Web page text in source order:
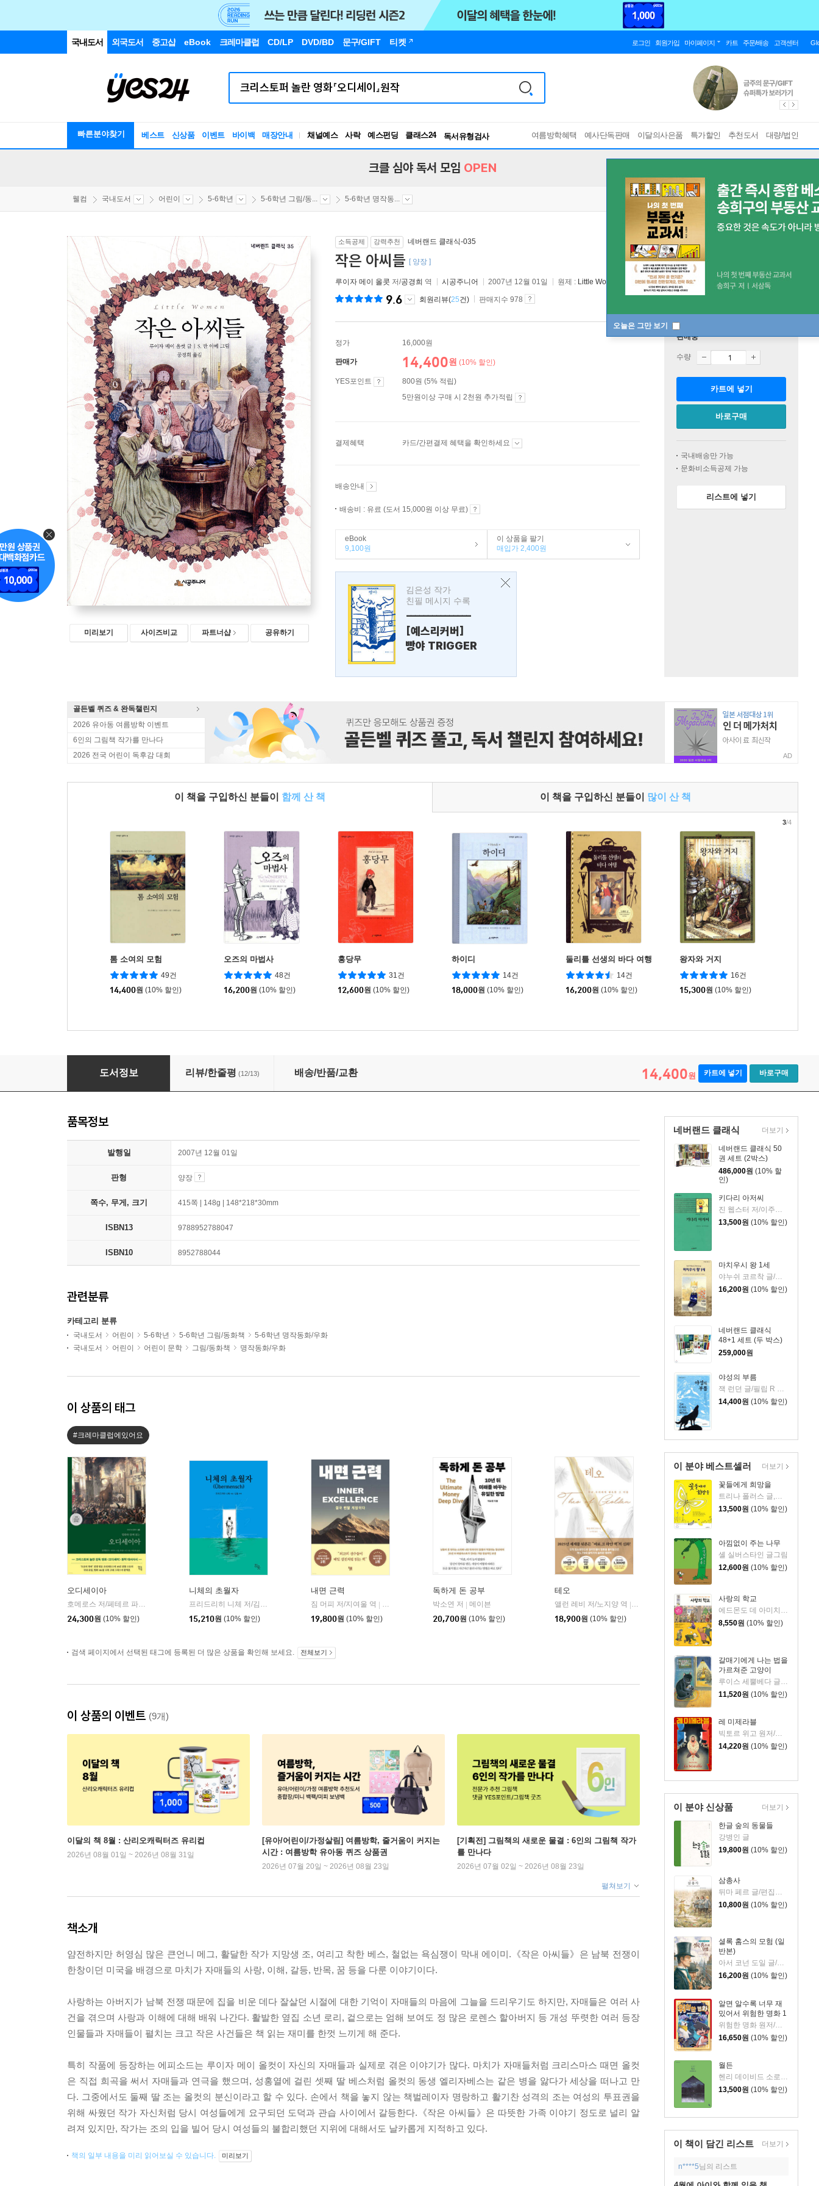
국내도서 외국도서 중고샵 eBook 크레마클럽 CD/LP DVD/BD 문구/GIFT 티켓 로그인 회원가입 마이페이지 카트 주문/배송 고객센터
빠른분야찾기 베스트 신상품 이벤트 바이백 매장안내 채널예스 사락 예스펀딩 클래스24
독서유형검사
RBTI Lab
여름방학혜택 예사단독판매 이달의사은품 특가할인 추천도서 대량/법인
오늘은 그만 보기
크클 심야 독서 모임 OPEN
웰컴 국내도서 어린이 5-6학년 5-6학년 그림/동... 5-6학년 명작동...
미리보기 사이즈비교 파트너샵 공유하기
소득공제 강력추천 네버랜드 클래식-035
작은 아씨들 [ 양장 ]
루이자 메이 올콧 저/공경희 역 시공주니어 2007년 12월 01일 원제 : Little Women
9.6 회원리뷰(25건) 판매지수 978
정가 16,000원
판매가 14,400원 (10% 할인)
YES포인트
800원 (5% 적립)
5만원이상 구매 시 2천원 추가적립
결제혜택 카드/간편결제 혜택을 확인하세요
배송안내
배송비 : 유료 (도서 15,000원 이상 무료)
eBook
9,100원
이 상품을 팔기
매입가 2,400원
김은성 작가
친필 메시지 수록
---------------
[예스리커버]
빵야 TRIGGER
판매중
수량
카트에 넣기
바로구매
국내배송만 가능
문화비소득공제 가능
리스트에 넣기
골든벨 퀴즈 & 완독챌린지
2026 유아동 여름방학 이벤트
6인의 그림책 작가를 만나다
2026 전국 어린이 독후감 대회
AD
이 책을 구입하신 분들이 함께 산 책 이 책을 구입하신 분들이 많이 산 책
톰 소여의 모험
49건
14,400원 (10% 할인)
오즈의 마법사
48건
16,200원 (10% 할인)
홍당무
31건
12,600원 (10% 할인)
하이디
14건
18,000원 (10% 할인)
둘리틀 선생의 바다 여행
14건
16,200원 (10% 할인)
왕자와 거지
16건
15,300원 (10% 할인)
3/4
작은 아씨들
도서정보 리뷰/한줄평 (12/13) 배송/반품/교환 14,400원 카트에 넣기 바로구매
네버랜드 클래식
네버랜드 클래식 50
권 세트 (2박스)
486,000원 (10% 할
인)
키다리 아저씨
진 웹스터 저/이주령 역
13,500원 (10% 할인)
마치우시 왕 1세
야누쉬 코르착 글/크리스티나 립카-슈타르바워 그림/이지원 역
16,200원 (10% 할인)
네버랜드 클래식
48+1 세트 (두 박스)
259,000원
야성의 부름
잭 런던 글/필립 R 굿윈 외 그림/햇살과나무꾼 역
14,400원 (10% 할인)
더보기
이 분야 베스트셀러
꽃들에게 희망을
13,500원 (10% 할인)
아낌없이 주는 나무
셸 실버스타인 글그림
12,600원 (10% 할인)
사랑의 학교
8,550원 (10% 할인)
갈매기에게 나는 법을
가르쳐준 고양이
11,520원 (10% 할인)
레 미제라블
빅토르 위고 원저/미켈 푸하도 글/다비드 시에라 그림/윤승진 역
14,220원 (10% 할인)
더보기
이 분야 신상품
한글 숲의 동물들
강병인 글
19,800원 (10% 할인)
삼총사
뒤마 페르 글/편집부 그림
10,800원 (10% 할인)
셜록 홈스의 모험 (일
반본)
아서 코넌 도일 글/크리스텔 에스피에,안톤 로마예프 그림/김보희 역
16,200원 (10% 할인)
알면 알수록 너무 재
밌어서 위험한 명화 1
16,650원 (10% 할인)
월든
헨리 데이비드 소로 원저/김언 글/윤종태 그림
13,500원 (10% 할인)
더보기
이 책이 담긴 리스트 더보기
n****5님의 리스트
품목정보
발행일 2007년 12월 01일
판형 양장
쪽수, 무게, 크기 415쪽 | 148g | 148*218*30mm
ISBN13 9788952788047
ISBN10 8952788044
관련분류
카테고리 분류
국내도서 어린이 5-6학년 5-6학년 그림/동화책
5-6학년 명작동화/우화
국내도서
어린이 어린이 문학 그림/동화책 명작동화/우화
이 상품의 태그
#크레마클럽에있어요
오디세이아
호메로스 저/페테르 파울 루벤스 그림/박문재 역 |
현대지성
24,300원 (10% 할인)
니체의 초월자
프리드리히 니체 저/김철 편역
15,210원 (10% 할인)
내면 근력
짐 머피 저/지여울 역
윌북(willbook)
19,800원 (10% 할인)
독하게 돈 공부
박소연 저
메이븐
20,700원 (10% 할인)
테오
앨런 레비 저/노지양 역
오팬하우스
18,900원 (10% 할인)
검색 페이지에서 선택된 태그에 등록된 더 많은 상품을 확인해 보세요. 전체보기
이 상품의 이벤트 (9개)
이달의 책 8월 : 산리오캐릭터즈 유리컵
2026년 08월 01일 ~ 2026년 08월 31일
[유아/어린이/가정살림] 여름방학, 줄거움이 커지는
시간 : 여름방학 유아동 퀴즈 상품권
2026년 07월 20일 ~ 2026년 08월 23일
[기획전] 그림책의 새로운 물결 : 6인의 그림책 작가
를 만나다
2026년 07월 02일 ~ 2026년 08월 23일
펼쳐보기
책소개
얌전하지만 허영심 많은 큰언니 메그, 활달한 작가 지망생 조, 여리고 착한 베스, 철없는 욕심쟁이 막내 에이미.《작은 아씨들》은 남북 전쟁이
한창이던 미국을 배경으로 마치가 자매들의 사랑, 이해, 갈등, 반목, 꿈 등을 다룬 이야기이다.
사랑하는 아버지가 남북 전쟁 때문에 집을 비운 데다 잘살던 시절에 대한 기억이 자매들의 마음에 그늘을 드리우기도 하지만, 자매들은 여러 사
건을 겪으며 사랑과 이해에 대해 배워 나간다. 활발한 옆집 소년 로리, 겉으로는 엄해 보여도 정 많은 로렌스 할아버지 등 개성 뚜렷한 여러 등장
인물들과 자매들이 펼치는 크고 작은 사건들은 책 읽는 재미를 한껏 느끼게 해 준다.
특히 작품에 등장하는 에피소드는 루이자 메이 올컷이 자신의 자매들과 실제로 겪은 이야기가 많다. 마치가 자매들처럼 크리스마스 때면 올컷
은 직접 희곡을 써서 자매들과 연극을 했으며, 성홍열에 걸린 셋째 딸 베스처럼 올컷의 동생 엘리자베스는 같은 병을 앓다가 세상을 떠나고 만
다. 그중에서도 둘째 딸 조는 올컷의 분신이라고 할 수 있다. 손에서 책을 놓지 않는 책벌레이자 명랑하고 활기찬 성격의 조는 여성의 투표권을
위해 싸웠던 작가 자신처럼 당시 여성들에게 요구되던 도덕과 관습 사이에서 갈등한다.《작은 아씨들》은 따뜻한 가족 이야기 정도로 널리 알
려져 있지만, 작가는 조의 입을 빌어 당시 여성들의 불합리했던 지위에 대해서도 날카롭게 지적하고 있다.
책의 일부 내용을 미리 읽어보실 수 있습니다. 미리보기